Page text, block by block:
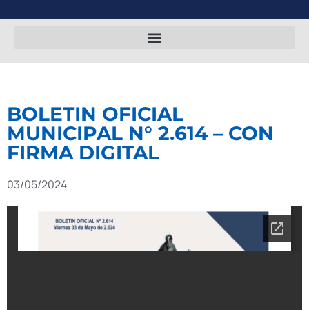
BOLETIN OFICIAL
MUNICIPAL N° 2.614 – CON
FIRMA DIGITAL
03/05/2024